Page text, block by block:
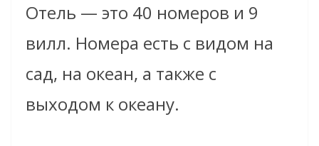
Отель — это 40 номеров и 9
вилл. Номера есть с видом на
сад, на океан, а также с
выходом к океану.